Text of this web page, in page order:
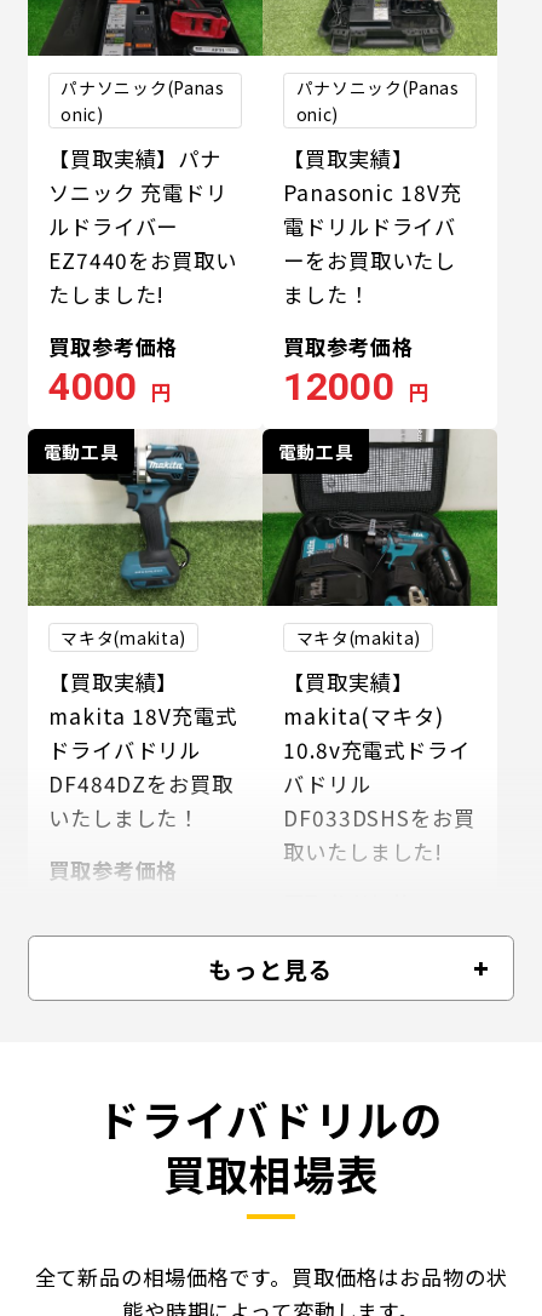
パナソニック(Panas
onic)
【買取実績】パナ
ソニック 充電ドリ
ルドライバー
EZ7440をお買取い
たしました!
買取参考価格
4000 円
パナソニック(Panas
onic)
【買取実績】
Panasonic 18V充
電ドリルドライバ
ーをお買取いたし
ました！
買取参考価格
12000 円
電動工具
マキタ(makita)
【買取実績】
makita 18V充電式
ドライバドリル
DF484DZをお買取
いたしました！
買取参考価格
電動工具
マキタ(makita)
【買取実績】
makita(マキタ)
10.8v充電式ドライ
バドリル
DF033DSHSをお買
取いたしました!
4000
もっと見る
ドライバドリルの
買取相場表
全て新品の相場価格です。買取価格はお品物の状